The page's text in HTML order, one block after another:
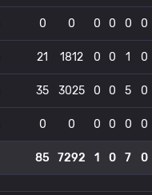
0 0 0 0 0 0
21 1812 0 0 1 0
35 3025 0 0 5 0
0 0 0 0 0 0
85 7292 1 0 7 0